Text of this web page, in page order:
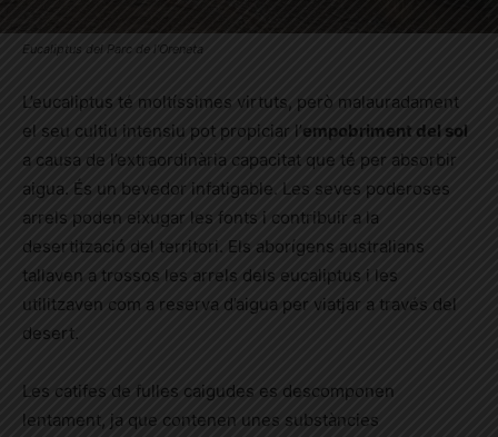
Eucaliptus del Parc de l’Oreneta
L’eucaliptus té moltíssimes virtuts, però malauradament
el seu cultiu intensiu pot propiciar l’ empobriment del sol
a causa de l’extraordinària capacitat que té per absorbir
aigua. És un bevedor infatigable. Les seves poderoses
arrels poden eixugar les fonts i contribuir a la
desertització del territori. Els aborígens australians
tallaven a trossos les arrels dels eucaliptus i les
utilitzaven com a reserva d’aigua per viatjar a través del
desert.
Les catifes de fulles caigudes es descomponen
lentament, ja que contenen unes substàncies